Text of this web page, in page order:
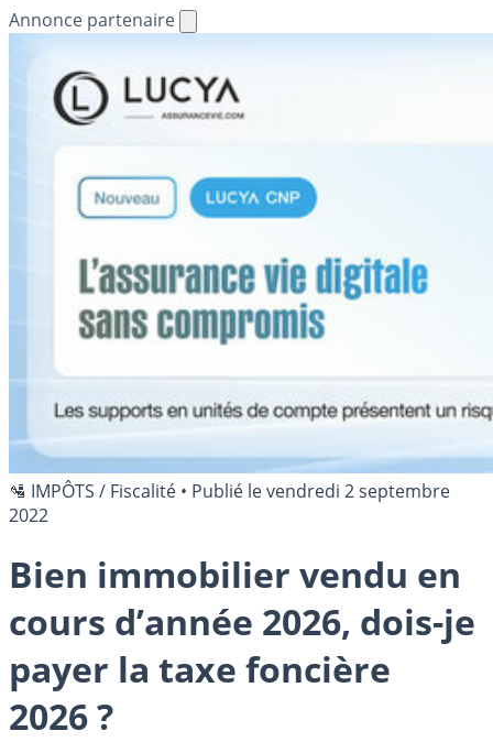
Annonce partenaire
🛂 IMPÔTS / Fiscalité • Publié levendredi 2 septembre
2022
Bien immobilier vendu en
cours d’année 2026, dois-je
payer la taxe foncière
2026 ?